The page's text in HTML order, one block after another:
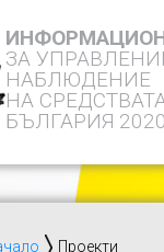
ЗА
НАБЛЮДЕНИЕ
НА
БЪЛГАРИЯ 2020
Проекти